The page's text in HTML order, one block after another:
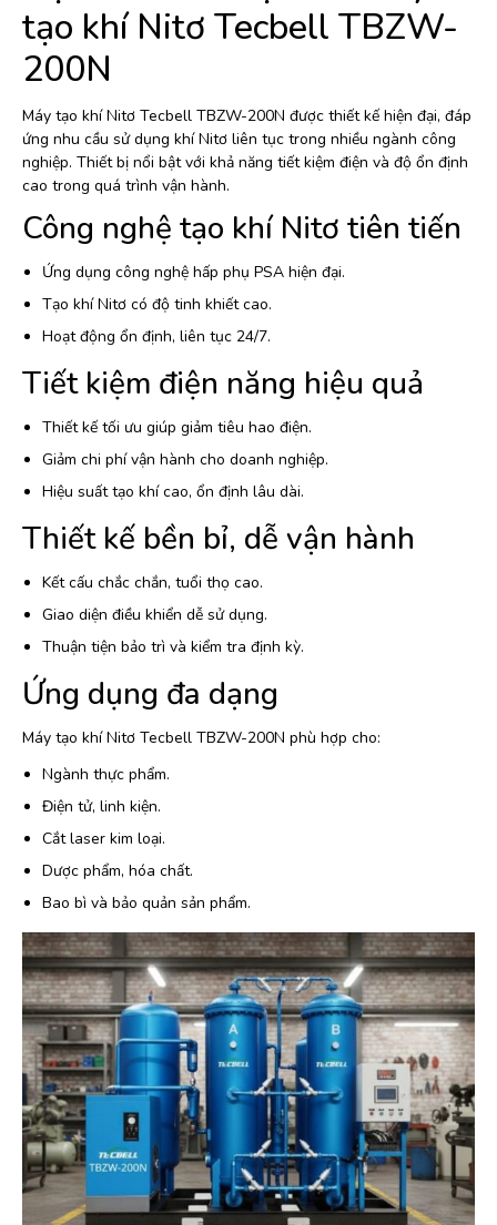
tạo khí Nitơ Tecbell TBZW-
200N
Máy tạo khí Nitơ Tecbell TBZW-200N được thiết kế hiện đại, đáp
ứng nhu cầu sử dụng khí Nitơ liên tục trong nhiều ngành công
nghiệp. Thiết bị nổi bật với khả năng tiết kiệm điện và độ ổn định
cao trong quá trình vận hành.
Công nghệ tạo khí Nitơ tiên tiến
Ứng dụng công nghệ hấp phụ PSA hiện đại.
Tạo khí Nitơ có độ tinh khiết cao.
Hoạt động ổn định, liên tục 24/7.
Tiết kiệm điện năng hiệu quả
Thiết kế tối ưu giúp giảm tiêu hao điện.
Giảm chi phí vận hành cho doanh nghiệp.
Hiệu suất tạo khí cao, ổn định lâu dài.
Thiết kế bền bỉ, dễ vận hành
Kết cấu chắc chắn, tuổi thọ cao.
Giao diện điều khiển dễ sử dụng.
Thuận tiện bảo trì và kiểm tra định kỳ.
Ứng dụng đa dạng
Máy tạo khí Nitơ Tecbell TBZW-200N phù hợp cho:
Ngành thực phẩm.
Điện tử, linh kiện.
Cắt laser kim loại.
Dược phẩm, hóa chất.
Bao bì và bảo quản sản phẩm.